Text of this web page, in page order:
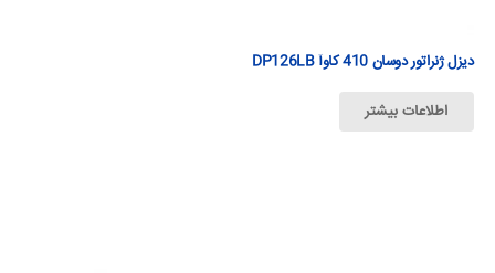
دیزل ژنراتور دوسان 410 كاوآ DP126LB
اطلاعات بیشتر